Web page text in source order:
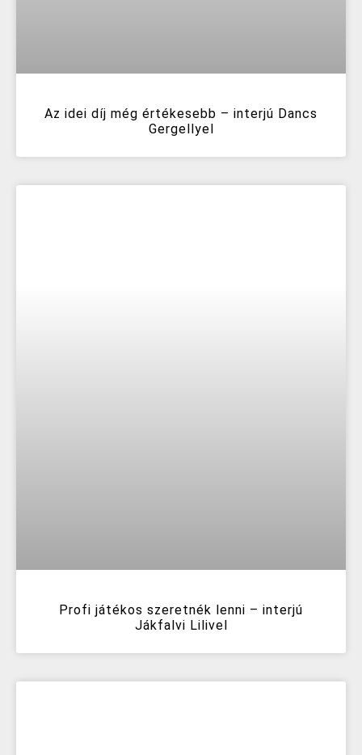
Az idei díj még értékesebb – interjú Dancs
Gergellyel
Profi játékos szeretnék lenni – interjú
Jákfalvi Lilivel